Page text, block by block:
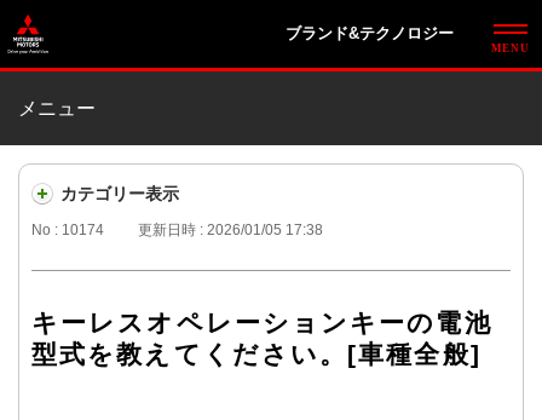
ブランド&テクノロジー
メニュー
カテゴリー表示
No : 10174 更新日時 : 2026/01/05 17:38
キーレスオペレーションキーの電池
型式を教えてください。[車種全般]